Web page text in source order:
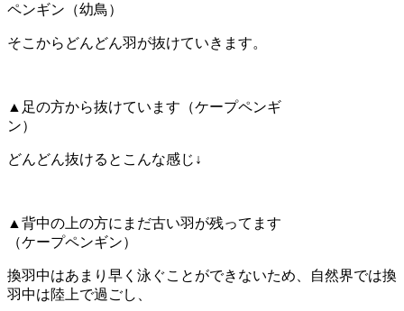
ペンギン（幼鳥）
そこからどんどん羽が抜けていきます。
▲足の方から抜けています（ケープペンギ
ン）
どんどん抜けるとこんな感じ↓
▲背中の上の方にまだ古い羽が残ってます
（ケープペンギン）
換羽中はあまり早く泳ぐことができないため、自然界では換
羽中は陸上で過ごし、